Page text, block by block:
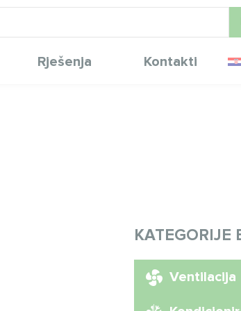
Rješenja Kontakti
KATEGORIJE
Ventilacija